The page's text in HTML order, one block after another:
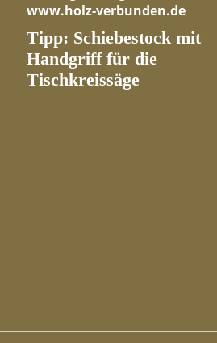
Tipp: Schiebestock mit
Handgriff für die
Tischkreissäge